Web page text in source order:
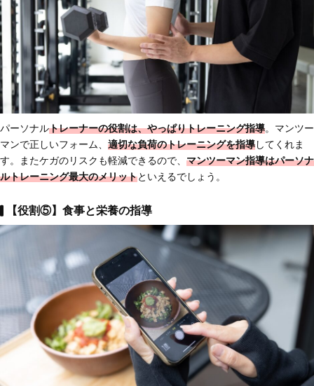
パーソナルトレーナーの役割は、やっぱりトレーニング指導。マンツー
マンで正しいフォーム、 適切な負荷のトレーニングを指導してくれま
す。またケガのリスクも軽減できるので、 マンツーマン指導はパーソナ
ルトレーニング最大のメリットといえるでしょう。
【役割⑤】食事と栄養の指導